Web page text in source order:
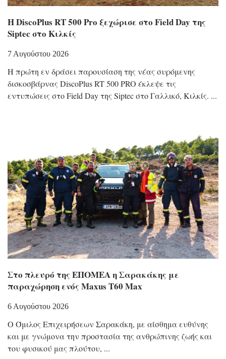
Η DiscoPlus RT 500 Pro ξεχώρισε στο Field Day της
Siptec στο Κιλκίς
7 Αυγούστου 2026
Η πρώτη εν δράσει παρουσίαση της νέας συρόμενης
δισκοσβάρνας DiscoPlus RT 500 PRO έκλεψε τις
εντυπώσεις στο Field Day της Siptec στο Γαλλικό, Κιλκίς.
Στο πλευρό της ΕΠΟΜΕΑ η Σαρακάκης με
παραχώρηση ενός Maxus T60 Max
6 Αυγούστου 2026
Ο Όμιλος Επιχειρήσεων Σαρακάκη, με αίσθημα ευθύνης
και με γνώμονα την προστασία της ανθρώπινης ζωής και
του φυσικού μας πλούτου,